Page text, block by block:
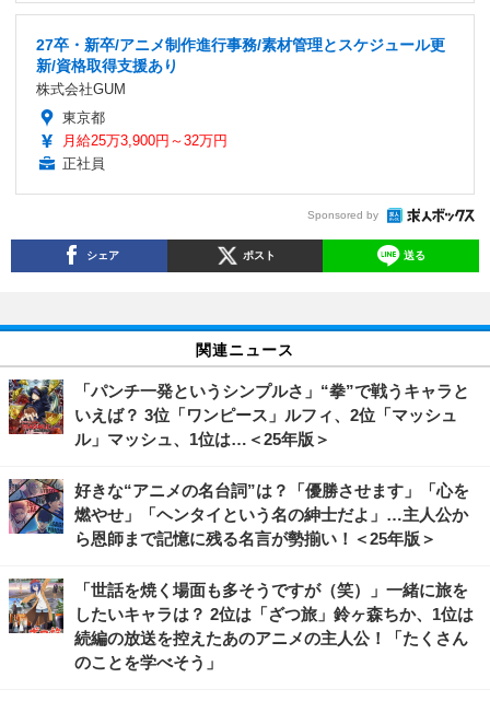
27卒・新卒/アニメ制作進行事務/素材管理とスケジュール更
新/資格取得支援あり
株式会社GUM
東京都
月給25万3,900円～32万円
正社員
Sponsored by
シェア ポスト 送る
関連ニュース
「パンチ一発というシンプルさ」“拳”で戦うキャラと
いえば？ 3位「ワンピース」ルフィ、2位「マッシュ
ル」マッシュ、1位は…＜25年版＞
好きな“アニメの名台詞”は？「優勝させます」「心を
燃やせ」「ヘンタイという名の紳士だよ」…主人公か
ら恩師まで記憶に残る名言が勢揃い！＜25年版＞
「世話を焼く場面も多そうですが（笑）」一緒に旅を
したいキャラは？ 2位は「ざつ旅」鈴ヶ森ちか、1位は
続編の放送を控えたあのアニメの主人公！「たくさん
のことを学べそう」